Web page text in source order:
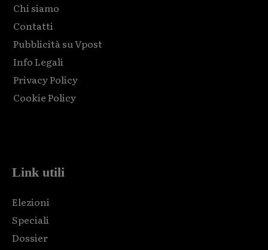
Chi siamo
Contatti
Pubblicità su Vpost
Info Legali
Privacy Policy
Cookie Policy
Link utili
Elezioni
Speciali
Dossier